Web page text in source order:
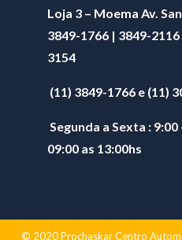
Loja 3 – Moema Av.
3849-1766 | 3849-
3154
(11) 3849-1766 e (11)
Segunda a Sexta :
09:00 as 13:00hs
© 2020 Prochaskar Centro